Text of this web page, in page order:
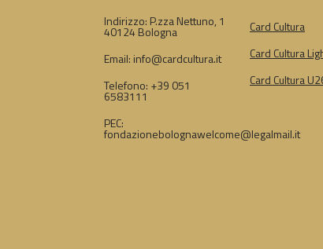
Indirizzo: P.zza Nettuno, 1
40124 Bologna
Email: info@cardcultura.it
Telefono: +39 051
6583111
PEC:
fondazionebolognawelcome@legalmail.it
Card Cultura
Card Cultura
Card Cultura